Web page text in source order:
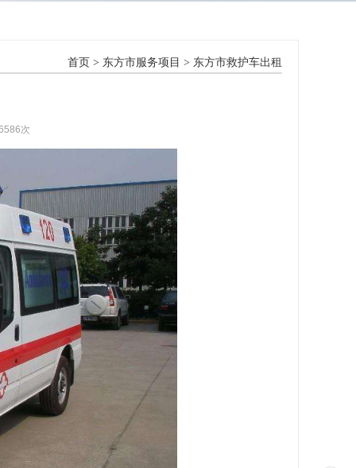
首页 > 东方市服务项目 > 东方市救护车出租
次